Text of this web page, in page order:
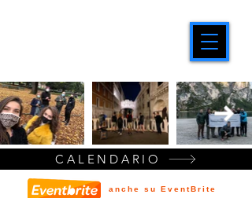
CALENDARIO
anche su EventBrite